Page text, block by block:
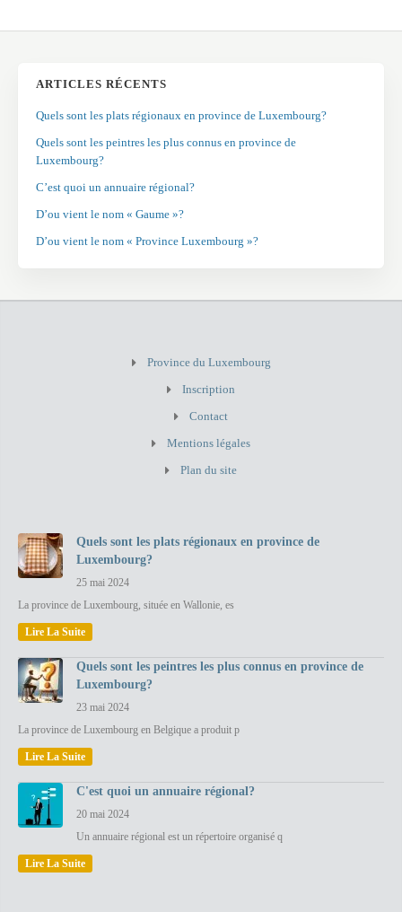
ARTICLES RÉCENTS
Quels sont les plats régionaux en province de Luxembourg?
Quels sont les peintres les plus connus en province de
Luxembourg?
C’est quoi un annuaire régional?
D’ou vient le nom « Gaume »?
D’ou vient le nom « Province Luxembourg »?
Province du Luxembourg
Inscription
Contact
Mentions légales
Plan du site
Quels sont les plats régionaux en province de
Luxembourg?
25 mai 2024
La province de Luxembourg, située en Wallonie, es
Lire La Suite
Quels sont les peintres les plus connus en province de
Luxembourg?
23 mai 2024
La province de Luxembourg en Belgique a produit p
Lire La Suite
C'est quoi un annuaire régional?
20 mai 2024
Un annuaire régional est un répertoire organisé q
Lire La Suite